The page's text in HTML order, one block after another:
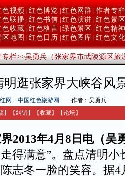
色视频 红色博览 红色网群 作者专栏
色联播 红色书信 红色演讲 红色景区
色收藏 红色格言 绿色景区
红色精神
区地图
红色日历 红色图库 红色文化
专栏>>吴勇兵（张家界市武陵源区旅
明逛张家界大峡谷风
网—中国红色旅游网
作者：吴勇兵
】 【纠错】 【收藏】 【论坛】
2013年4月8日电（吴
得满意”。盘点清明小
志冬一脸的笑容。据4